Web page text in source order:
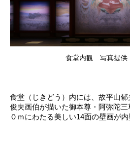
食堂内観 写真提供
食堂（じきどう）内には、故平山
俊夫画伯が描いた御本尊・阿弥陀
０ｍにわたる美しい14面の壁画が内